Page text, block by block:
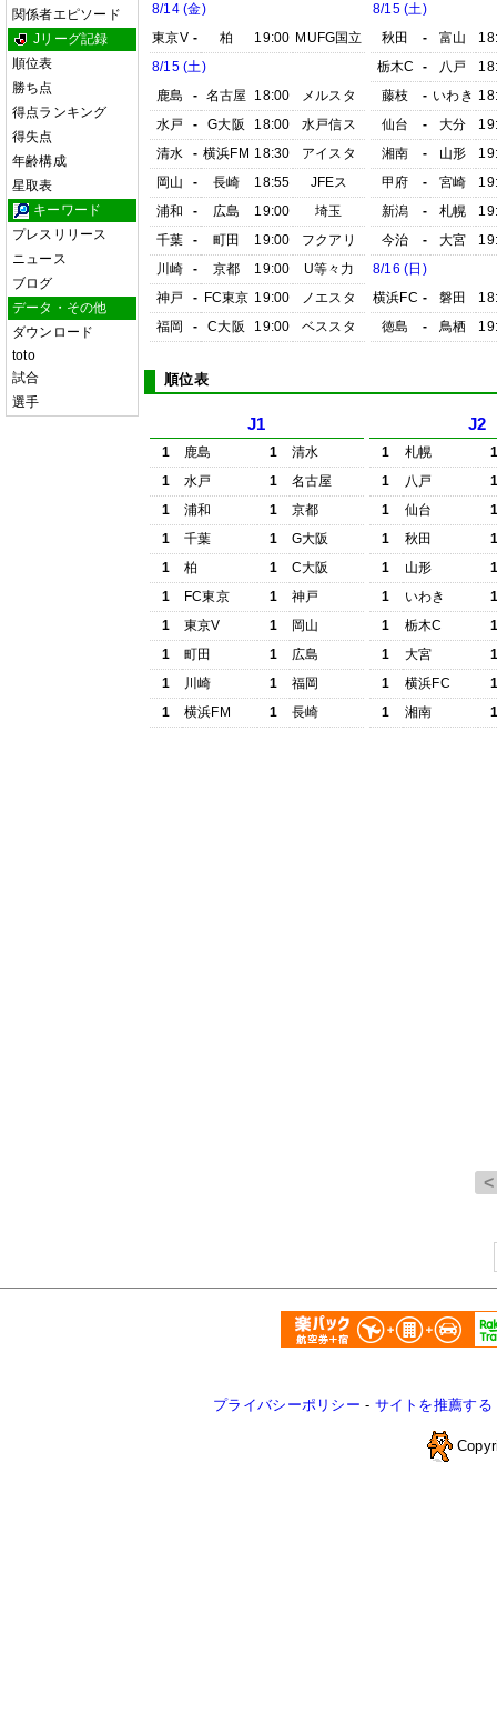
関係者エピソード
Jリーグ記録
順位表
勝ち点
得点ランキング
得失点
年齢構成
星取表
キーワード
プレスリリース
ニュース
ブログ
データ・その他
ダウンロード
toto
試合
選手
8/14 (金)
東京V - 柏 19:00 MUFG国立
8/15 (土)
鹿島
- 名古屋 18:00
メルスタ
水戸
- G大阪 18:00
水戸信ス
清水
- 横浜FM 18:30
アイスタ
岡山
- 長崎 18:55
JFEス
浦和
- 広島 19:00
埼玉
千葉
- 町田 19:00
フクアリ
川崎
- 京都 19:00
U等々力
神戸
- FC東京 19:00
ノエスタ
福岡
- C大阪 19:00 ベススタ
8/15 (土)
秋田
- 富山
栃木C
- 八戸
藤枝
- いわき
仙台
- 大分
湘南
- 山形
甲府
- 宮崎
新潟
- 札幌
今治
- 大宮
8/16 (日)
横浜FC - 磐田
徳島
- 鳥栖
順位表
J1
1 鹿島 1
清水
1
水戸 1
名古屋
1
浦和 1
京都
1
千葉 1
G大阪
1
柏 1
C大阪
1
FC東京 1
神戸
1
東京V 1
岡山
1
町田 1
広島
1
川崎 1
福岡
1
横浜FM 1 長崎
J2
1 札幌
1
八戸
1
仙台
1
秋田
1
山形
1
いわき
1
栃木C
1
大宮
1
横浜FC
1
湘南
プライバシーポリシー - サイトを推薦する